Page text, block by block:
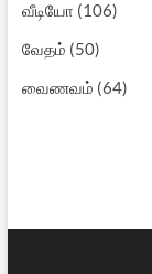
வீடியோ (106)
வேதம் (50)
வைணவம் (64)